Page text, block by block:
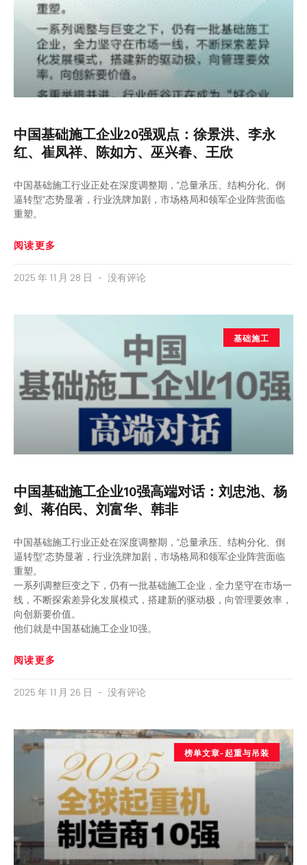
中国基础施工企业20强观点：徐景洪、李永
红、崔凤祥、陈如方、巫兴春、王欣
中国基础施工行业正处在深度调整期，“总量承压、结构分化、倒
逼转型“态势显著，行业洗牌加剧，市场格局和领军企业阵营面临
重塑。
阅读更多
2025 年 11 月 28 日 没有评论
基础施工
中国基础施工企业10强高端对话：刘忠池、杨
剑、蒋伯民、刘富华、韩非
中国基础施工行业正处在深度调整期，“总量承压、结构分化、倒
逼转型”态势显著，行业洗牌加剧，市场格局和领军企业阵营面临
重塑。
一系列调整巨变之下，仍有一批基础施工企业，全力坚守在市场一
线，不断探索差异化发展模式，搭建新的驱动极，向管理要效率，
向创新要价值。
他们就是中国基础施工企业10强。
阅读更多
2025 年 11 月 26 日 没有评论
榜单文章-起重与吊装